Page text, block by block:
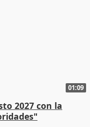
01:09
2027 con la